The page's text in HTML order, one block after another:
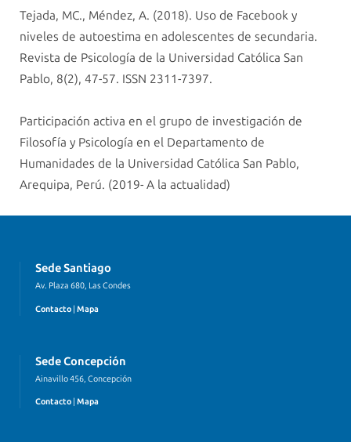
Tejada, MC., Méndez, A. (2018). Uso de Facebook y
niveles de autoestima en adolescentes de secundaria.
Revista de Psicología de la Universidad Católica San
Pablo, 8(2), 47-57. ISSN 2311-7397.
Participación activa en el grupo de investigación de
Filosofía y Psicología en el Departamento de
Humanidades de la Universidad Católica San Pablo,
Arequipa, Perú. (2019- A la actualidad)
Sede Santiago
Av. Plaza 680, Las Condes
Contacto | Mapa
Sede Concepción
Ainavillo 456, Concepción
Contacto Mapa